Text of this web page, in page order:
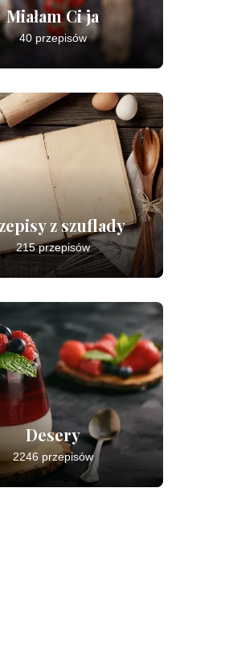
Miałam Ci ja
40 przepisów
z szuflady
215 przepisów
Desery
2246 przepisów